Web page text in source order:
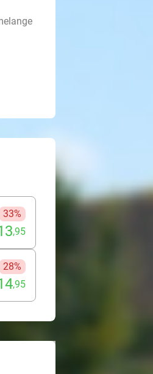
33%
,95
28%
,95